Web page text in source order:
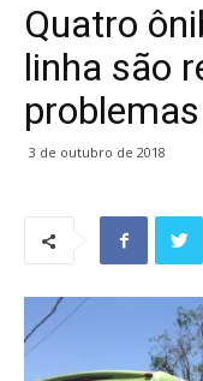
Quatro
linha são
3 de outubro de 2018